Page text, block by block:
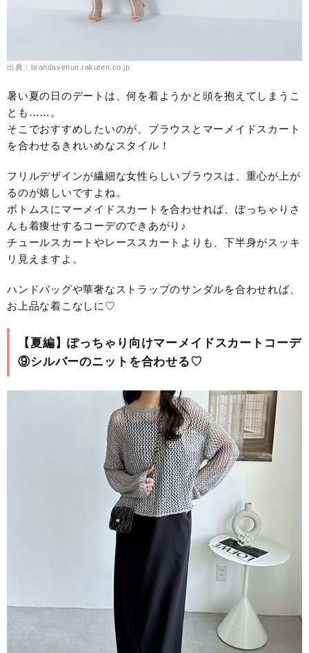
出典：brandavenue.rakuten.co.jp
暑い夏の日のデートは、何を着ようかと頭を抱えてしまうこ
とも……。
そこでおすすめしたいのが、ブラウスとマーメイドスカート
を合わせるきれいめなスタイル！
フリルデザインが繊細な女性らしいブラウスは、重心が上が
るのが嬉しいですよね。
ボトムスにマーメイドスカートを合わせれば、ぽっちゃりさ
んも着痩せするコーデのできあがり♪
チュールスカートやレーススカートよりも、下半身がスッキ
リ見えますよ。
ハンドバッグや華奢なストラップのサンダルを合わせれば、
お上品な着こなしに♡
【夏編】ぽっちゃり向けマーメイドスカートコーデ
⑨シルバーのニットを合わせる♡